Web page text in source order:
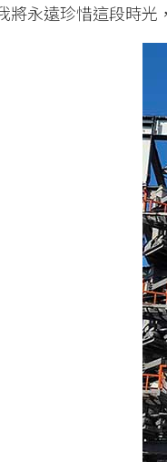
將永遠珍惜這段時光